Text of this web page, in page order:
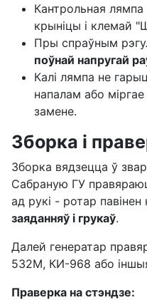
Кантрольная
крыніцы і клемай
Пры спраўным
поўнай напругай
Калі лямпа не
напалам або
замене.
Зборка і
Зборка вядзецца ў
Сабраную ГУ
ад рукі - ротар павінен
заяданняў і грукаў.
Далей генератар
532М, КИ-968 або
Праверка на стэндзе: